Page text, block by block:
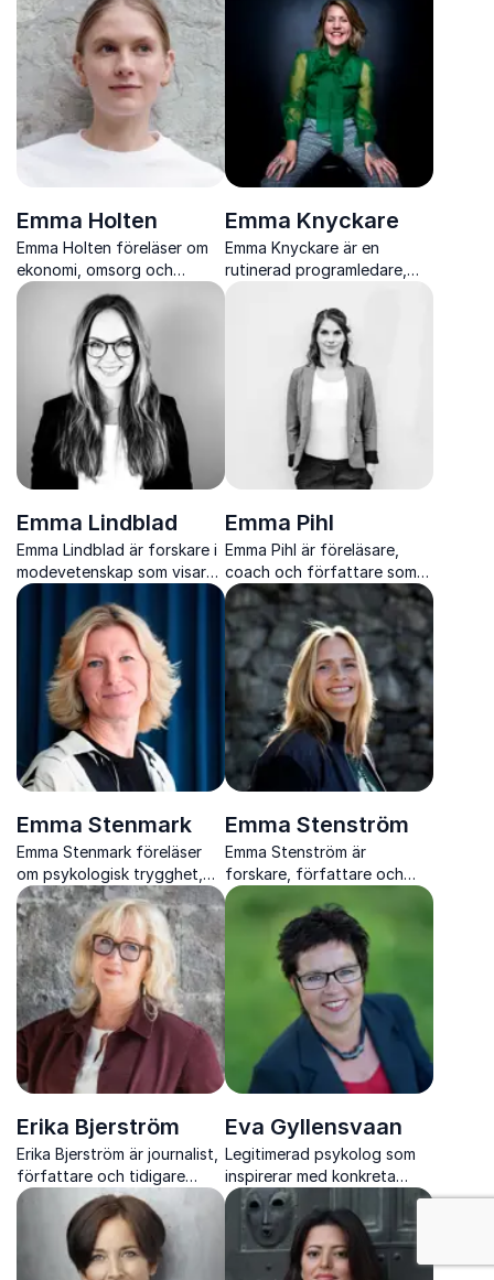
hur unga generationer
förändrar marknaden och
framtidens kundbeteenden
tänkande i en AI driven
Emma Holten
Emma Holten föreläser om
ekonomi, omsorg och
jämställdhet och ger nya
perspektiv på vad vi
värdesätter i samhälle och
arbetsliv.
Emma Knyckare
Emma Knyckare är en
rutinerad programledare,
kombinerar humor, skärpa
och publik kontakt.
Emma Lindblad
Emma Lindblad är forskare i
modevetenskap som visar
hur konsumtion, identitet
och kultur hänger samman i
vår samtid
Emma Pihl
Emma Pihl är föreläsare,
coach och författare som
inspirerar organisationer att
förstå beteenden, stärka
samarbeten och möta
framtidens arbetsliv
Emma Stenmark
Emma Stenmark föreläser
om psykologisk trygghet,
ledarskap och
teamutveckling med
erfarenhet från Sverige och
internationella uppdrag.
Emma Stenström
Emma Stenström är
forskare, författare och
uppskattad föreläsare som
inspirerar organisationer att
tänka nytt genom
kreativitet, hållbarhet och
Erika Bjerström
Erika Bjerström är journalist,
författare och tidigare
global klimatkorrespondent
på SVT som föreläser om
klimatkrisen, geopolitik och
demokratins framtid
Eva Gyllensvaan
Legitimerad psykolog som
inspirerar med konkreta
verktyg för
kundbemötande,
interkulturella möten och
samarbete i starka team
: Kvinnliga talare